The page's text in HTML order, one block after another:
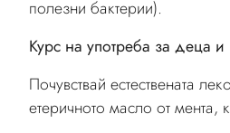
полезни бактерии).
Курс на употреба за деца и
Почувствай естествената
етеричното масло от мента,